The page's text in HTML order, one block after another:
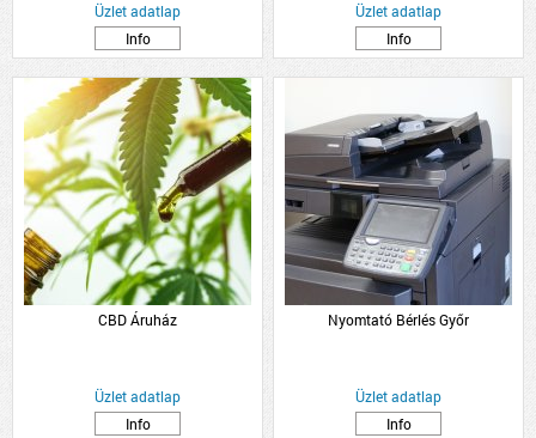
Üzlet adatlap
Info
Üzlet adatlap
Info
CBD Áruház
Üzlet adatlap
Info
Nyomtató Bérlés Győr
Üzlet adatlap
Info